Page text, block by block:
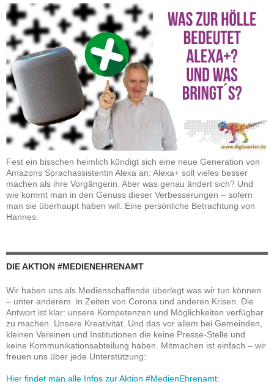
Fest ein bisschen heimlich kündigt sich eine neue Generation von
Amazons Sprachassistentin Alexa an: Alexa+ soll vieles besser
machen als ihre Vorgängerin. Aber was genau ändert sich? Und
wie kommt man in den Genuss dieser Verbesserungen – sofern
man sie überhaupt haben will. Eine persönliche Betrachtung von
Hannes.
DIE AKTION #MEDIENEHRENAMT
Wir haben uns als Medienschaffende überlegt was wir tun können
– unter anderem in Zeiten von Corona und anderen Krisen. Die
Antwort ist klar: unsere Kompetenzen und Möglichkeiten verfügbar
zu machen. Unsere Kreativität. Und das vor allem bei Gemeinden,
kleinen Vereinen und Institutionen die keine Presse-Stelle und
keine Kommunikationsabteilung haben. Mitmachen ist einfach – wir
freuen uns über jede Unterstützung:
Hier findet man alle Infos zur Aktion #MedienEhrenamt: